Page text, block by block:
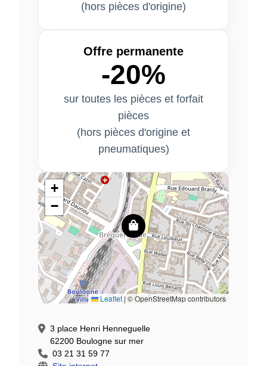
(hors pièces d'origine)
Offre permanente
-20%
sur toutes les pièces et forfait
pièces
(hors pièces d'origine et
pneumatiques)
+
−
Leaflet | © OpenStreetMap contributors
3 place Henri Henneguelle
62200 Boulogne sur mer
03 21 31 59 77